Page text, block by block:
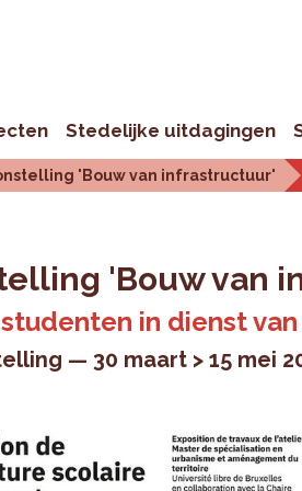
Stedelijke uitdagingen
'Bouw van infrastructuur'
'Bouw van
in dienst
30 maart > 15 mei